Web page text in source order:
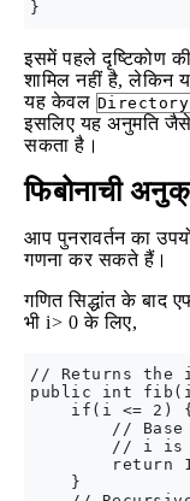
इसमें पहले दृष्टिकोण
शामिल नहीं है, लेकिन
यह केवल
इसलिए यह अनुमति जैसे
सकता है।
फिबोनाची
आप पुनरावर्तन का
गणना कर सकते हैं।
गणित सिद्धांत के
भी i> 0 के लिए,
// Returns the
public int
    if(i <= 2) {
// Base
// i is
return
    }